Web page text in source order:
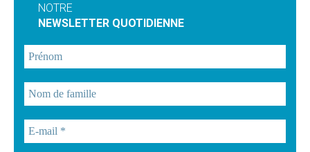
NOTRE
NEWSLETTER QUOTIDIENNE